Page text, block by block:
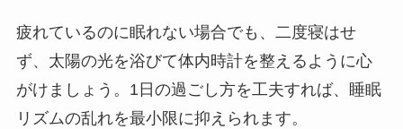
疲れているのに眠れない場合でも、二度寝はせ
ず、太陽の光を浴びて体内時計を整えるように心
がけましょう。1日の過ごし方を工夫すれば、睡眠
リズムの乱れを最小限に抑えられます。